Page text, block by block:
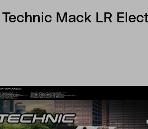
Technic Mack LR